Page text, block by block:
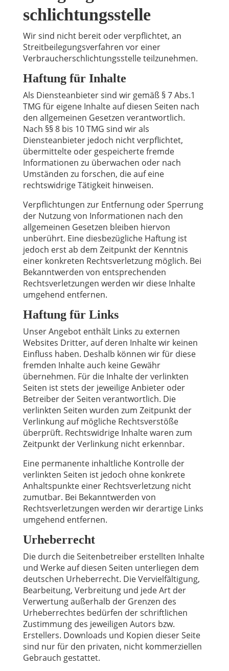
schlichtungs­stelle
Wir sind nicht bereit oder verpflichtet, an
Streitbeilegungsverfahren vor einer
Verbraucherschlichtungsstelle teilzunehmen.
Haftung für Inhalte
Als Diensteanbieter sind wir gemäß § 7 Abs.1
TMG für eigene Inhalte auf diesen Seiten nach
den allgemeinen Gesetzen verantwortlich.
Nach §§ 8 bis 10 TMG sind wir als
Diensteanbieter jedoch nicht verpflichtet,
übermittelte oder gespeicherte fremde
Informationen zu überwachen oder nach
Umständen zu forschen, die auf eine
rechtswidrige Tätigkeit hinweisen.
Verpflichtungen zur Entfernung oder Sperrung
der Nutzung von Informationen nach den
allgemeinen Gesetzen bleiben hiervon
unberührt. Eine diesbezügliche Haftung ist
jedoch erst ab dem Zeitpunkt der Kenntnis
einer konkreten Rechtsverletzung möglich. Bei
Bekanntwerden von entsprechenden
Rechtsverletzungen werden wir diese Inhalte
umgehend entfernen.
Haftung für Links
Unser Angebot enthält Links zu externen
Websites Dritter, auf deren Inhalte wir keinen
Einfluss haben. Deshalb können wir für diese
fremden Inhalte auch keine Gewähr
übernehmen. Für die Inhalte der verlinkten
Seiten ist stets der jeweilige Anbieter oder
Betreiber der Seiten verantwortlich. Die
verlinkten Seiten wurden zum Zeitpunkt der
Verlinkung auf mögliche Rechtsverstöße
überprüft. Rechtswidrige Inhalte waren zum
Zeitpunkt der Verlinkung nicht erkennbar.
Eine permanente inhaltliche Kontrolle der
verlinkten Seiten ist jedoch ohne konkrete
Anhaltspunkte einer Rechtsverletzung nicht
zumutbar. Bei Bekanntwerden von
Rechtsverletzungen werden wir derartige Links
umgehend entfernen.
Urheberrecht
Die durch die Seitenbetreiber erstellten Inhalte
und Werke auf diesen Seiten unterliegen dem
deutschen Urheberrecht. Die Vervielfältigung,
Bearbeitung, Verbreitung und jede Art der
Verwertung außerhalb der Grenzen des
Urheberrechtes bedürfen der schriftlichen
Zustimmung des jeweiligen Autors bzw.
Erstellers. Downloads und Kopien dieser Seite
sind nur für den privaten, nicht kommerziellen
Gebrauch gestattet.